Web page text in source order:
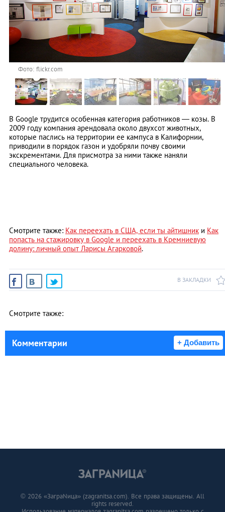
Фото: flickr.com
В Google трудится особенная категория работников — козы. В
2009 году компания арендовала около двухсот животных,
которые паслись на территории ее кампуса в Калифорнии,
приводили в порядок газон и удобряли почву своими
экскрементами. Для присмотра за ними также наняли
специального человека.
Смотрите также: Как переехать в США, если ты айтишник и Как
попасть на стажировку в Google и переехать в Кремниевую
долину: личный опыт Ларисы Агарковой.
В ЗАКЛАДКИ
Смотрите также:
Комментарии + Добавить
© 2026 «ЗаграNица» (zagranitsa.com). Все права защищены. All
rights reserved.